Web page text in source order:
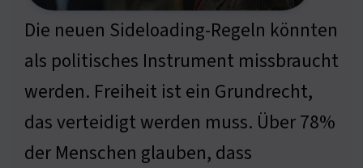
Die neuen Sideloading-Regeln könnten
als politisches Instrument missbraucht
werden. Freiheit ist ein Grundrecht,
das verteidigt werden muss. Über 78%
der Menschen glauben, dass